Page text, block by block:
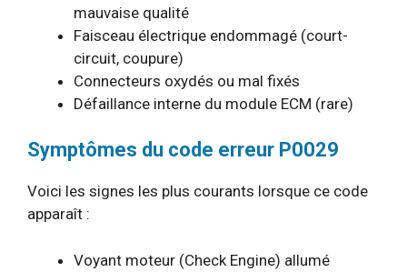
mauvaise qualité
Faisceau électrique endommagé (court-
circuit, coupure)
Connecteurs oxydés ou mal fixés
Défaillance interne du module ECM (rare)
Symptômes du code erreur P0029
Voici les signes les plus courants lorsque ce code
apparaît :
Voyant moteur (Check Engine) allumé